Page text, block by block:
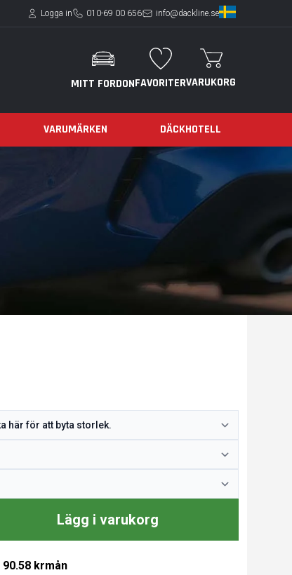
Logga in 010-69 00 656 info@dackline.se
MITT FORDONFAVORITERVARUKORG
VARUMÄRKEN DÄCKHOTELL
Lägg i varukorg
90.58 krmån